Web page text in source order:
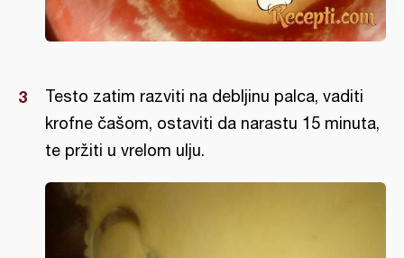
Testo zatim razviti na debljinu palca, vaditi
krofne čašom, ostaviti da narastu 15 minuta,
te pržiti u vrelom ulju.